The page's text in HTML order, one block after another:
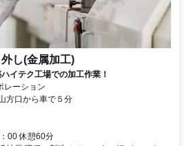
し(金属加工)
イテク工場での加工作業！
レーション
方口から車で５分
00 休憩60分